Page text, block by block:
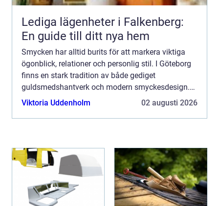
Lediga lägenheter i Falkenberg:
En guide till ditt nya hem
Smycken har alltid burits för att markera viktiga
ögonblick, relationer och personlig stil. I Göteborg
finns en stark tradition av både gediget
guldsmedshantverk och modern smyckesdesign.
Här möts klassiska tekniker och nya uttryck i små
Viktoria Uddenholm 02 augusti 2026